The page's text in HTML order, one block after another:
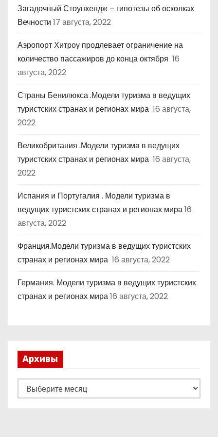
Загадочный Стоунхендж – гипотезы об осколках
Вечности 17 августа, 2022
Аэропорт Хитроу продлевает ограничение на
количество пассажиров до конца октября 16
августа, 2022
Страны Бенилюкса .Модели туризма в ведущих
туристских странах и регионах мира 16 августа,
2022
Великобритания .Модели туризма в ведущих
туристских странах и регионах мира 16 августа,
2022
Испания и Португалия . Модели туризма в
ведущих туристских странах и регионах мира16
августа, 2022
Франция.Модели туризма в ведущих туристских
странах и регионах мира 16 августа, 2022
Германия. Модели туризма в ведущих туристских
странах и регионах мира16 августа, 2022
Архивы
р